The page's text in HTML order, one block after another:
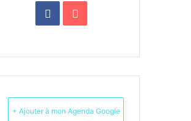
+ Ajouter à mon Agenda Google